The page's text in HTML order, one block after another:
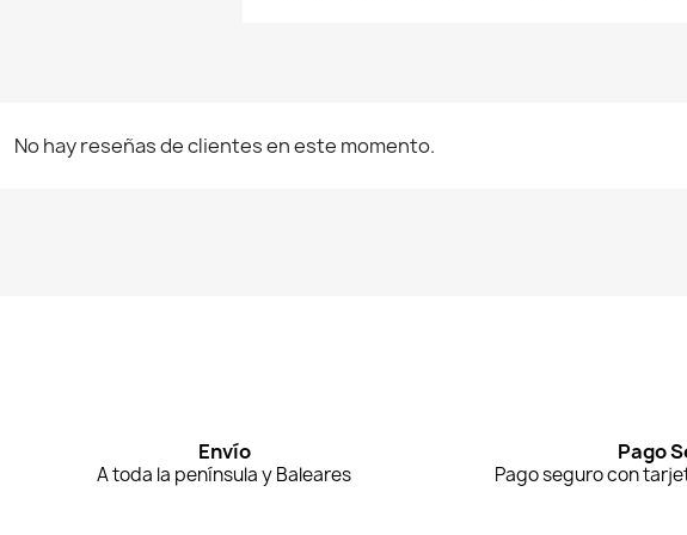
No hay reseñas de clientes en este momento.
Envío
A toda la península y Baleares
Pago
Pago seguro con